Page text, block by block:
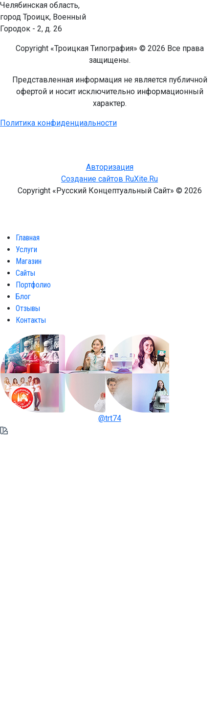
Челябинская область,
город Троицк, Военный
Городок - 2, д. 26
Copyright «Троицкая Типография» © 2026 Все права
защищены.
Представленная информация не является публичной
офертой и носит исключительно информационный
характер.
Политика конфиденциальности
Авторизация
Создание сайтов RuXite.Ru
Copyright «Русский Концептуальный Сайт» © 2026
Главная
Услуги
Магазин
Сайты
Портфолио
Блог
Отзывы
Контакты
@trt74